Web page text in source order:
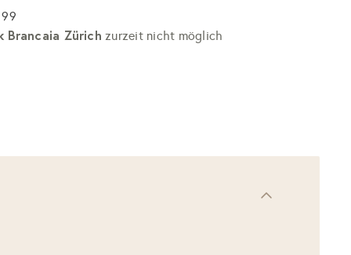
Brancaia Zürich zurzeit nicht möglich